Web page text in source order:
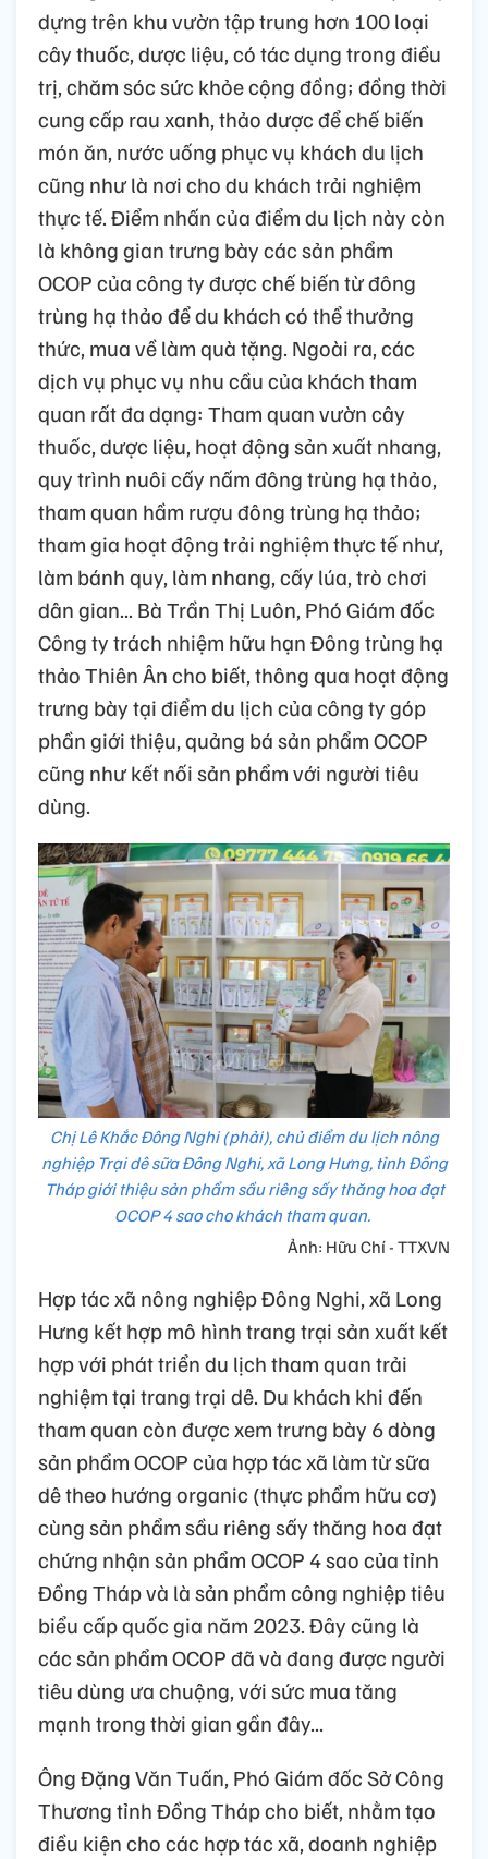
dựng trên khu vườn tập trung hơn 100 loại
cây thuốc, dược liệu, có tác dụng trong điều
trị, chăm sóc sức khỏe cộng đồng; đồng thời
cung cấp rau xanh, thảo dược để chế biến
món ăn, nước uống phục vụ khách du lịch
cũng như là nơi cho du khách trải nghiệm
thực tế. Điểm nhấn của điểm du lịch này còn
là không gian trưng bày các sản phẩm
OCOP của công ty được chế biến từ đông
trùng hạ thảo để du khách có thể thưởng
thức, mua về làm quà tặng. Ngoài ra, các
dịch vụ phục vụ nhu cầu của khách tham
quan rất đa dạng: Tham quan vườn cây
thuốc, dược liệu, hoạt động sản xuất nhang,
quy trình nuôi cấy nấm đông trùng hạ thảo,
tham quan hầm rượu đông trùng hạ thảo;
tham gia hoạt động trải nghiệm thực tế như,
làm bánh quy, làm nhang, cấy lúa, trò chơi
dân gian... Bà Trần Thị Luôn, Phó Giám đốc
Công ty trách nhiệm hữu hạn Đông trùng hạ
thảo Thiên Ân cho biết, thông qua hoạt động
trưng bày tại điểm du lịch của công ty góp
phần giới thiệu, quảng bá sản phẩm OCOP
cũng như kết nối sản phẩm với người tiêu
dùng.
Chị Lê Khắc Đông Nghi (phải), chủ điểm du lịch nông
nghiệp Trại dê sữa Đông Nghi, xã Long Hưng, tỉnh Đồng
Tháp giới thiệu sản phẩm sầu riêng sấy thăng hoa đạt
OCOP 4 sao cho khách tham quan.
Ảnh: Hữu Chí - TTXVN
Hợp tác xã nông nghiệp Đông Nghi, xã Long
Hưng kết hợp mô hình trang trại sản xuất kết
hợp với phát triển du lịch tham quan trải
nghiệm tại trang trại dê. Du khách khi đến
tham quan còn được xem trưng bày 6 dòng
sản phẩm OCOP của hợp tác xã làm từ sữa
dê theo hướng organic (thực phẩm hữu cơ)
cùng sản phẩm sầu riêng sấy thăng hoa đạt
chứng nhận sản phẩm OCOP 4 sao của tỉnh
Đồng Tháp và là sản phẩm công nghiệp tiêu
biểu cấp quốc gia năm 2023. Đây cũng là
các sản phẩm OCOP đã và đang được người
tiêu dùng ưa chuộng, với sức mua tăng
mạnh trong thời gian gần đây...
Ông Đặng Văn Tuấn, Phó Giám đốc Sở Công
Thương tỉnh Đồng Tháp cho biết, nhằm tạo
điều kiện cho các hợp tác xã, doanh nghiệp